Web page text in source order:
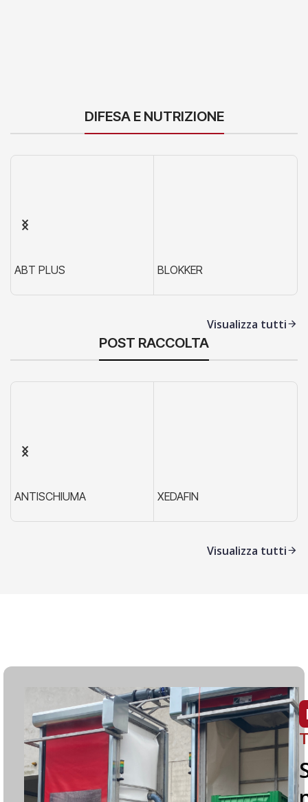
DIFESA E NUTRIZIONE
ABT PLUS BLOKKER
Visualizza tutti
POST RACCOLTA
ANTISCHIUMA XEDAFIN
Visualizza tutti